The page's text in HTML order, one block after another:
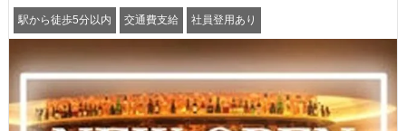
駅から徒歩5分以内 交通費支給 社員登用あり